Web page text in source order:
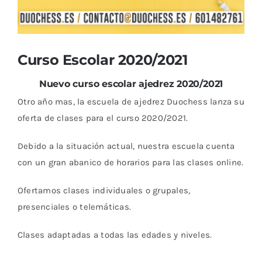
Curso Escolar 2020/2021
Nuevo curso escolar ajedrez 2020/2021
Otro año mas, la escuela de ajedrez Duochess lanza su
oferta de clases para el curso 2020/2021.
Debido a la situación actual, nuestra escuela cuenta
con un gran abanico de horarios para las clases online.
Ofertamos clases individuales o grupales,
presenciales o telemáticas.
Clases adaptadas a todas las edades y niveles.